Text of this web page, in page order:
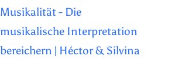
Musikalität - Die
musikalische Interpretation
bereichern | Héctor & Silvina